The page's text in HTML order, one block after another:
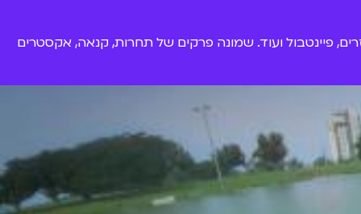
פיינטבול ועוד. שמונה פרקים של תחרות, קנאה, אקסטרים